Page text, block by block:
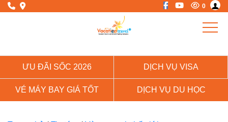
0
ƯU ĐÃI SỐC 2026 DỊCH VỤ VISA
VÉ MÁY BAY GIÁ TỐT DỊCH VỤ DU HỌC